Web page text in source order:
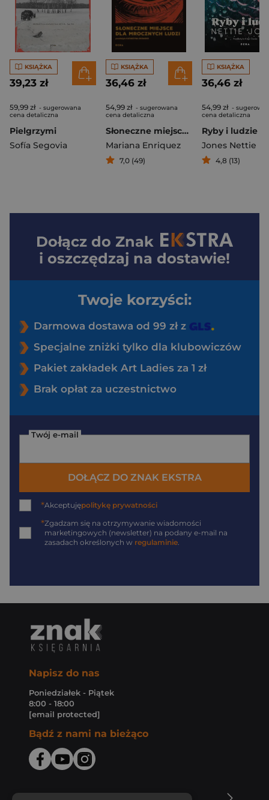
KSIĄŻKA
39,23 zł
59,99 zł - sugerowana
cena detaliczna
Pielgrzymi
Sofía Segovia
KSIĄŻKA
36,46 zł
54,99 zł - sugerowana
cena detaliczna
Słoneczne miejsce dla mrocznych ludzi
Mariana Enriquez
7,0 (49)
KSIĄŻKA
36,46 zł
54,99 zł -
cena detaliczna
Ryby i ludzie
Jones Nettie
4,8 (13)
Dołącz do Znak
i oszczędzaj na dostawie!
Twoje korzyści:
Darmowa dostawa od 99 zł z
Specjalne zniżki tylko dla klubowiczów
Pakiet zakładek Art Ladies za 1 zł
Brak opłat za uczestnictwo
Twój e-mail
DOŁĄCZ DO ZNAK EKSTRA
*Akceptujępolitykę prywatności
*Zgadzam się na otrzymywanie wiadomości
marketingowych (newsletter) na podany e-mail na
zasadach określonych w regulaminie.
Napisz do nas
Poniedziałek - Piątek
8:00 - 18:00
[email protected]
Bądź z nami na bieżąco